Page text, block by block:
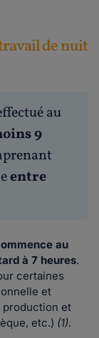
de nuit
au
9
entre
au
à 7 heures.
certaines
et
production et
etc.) (1).